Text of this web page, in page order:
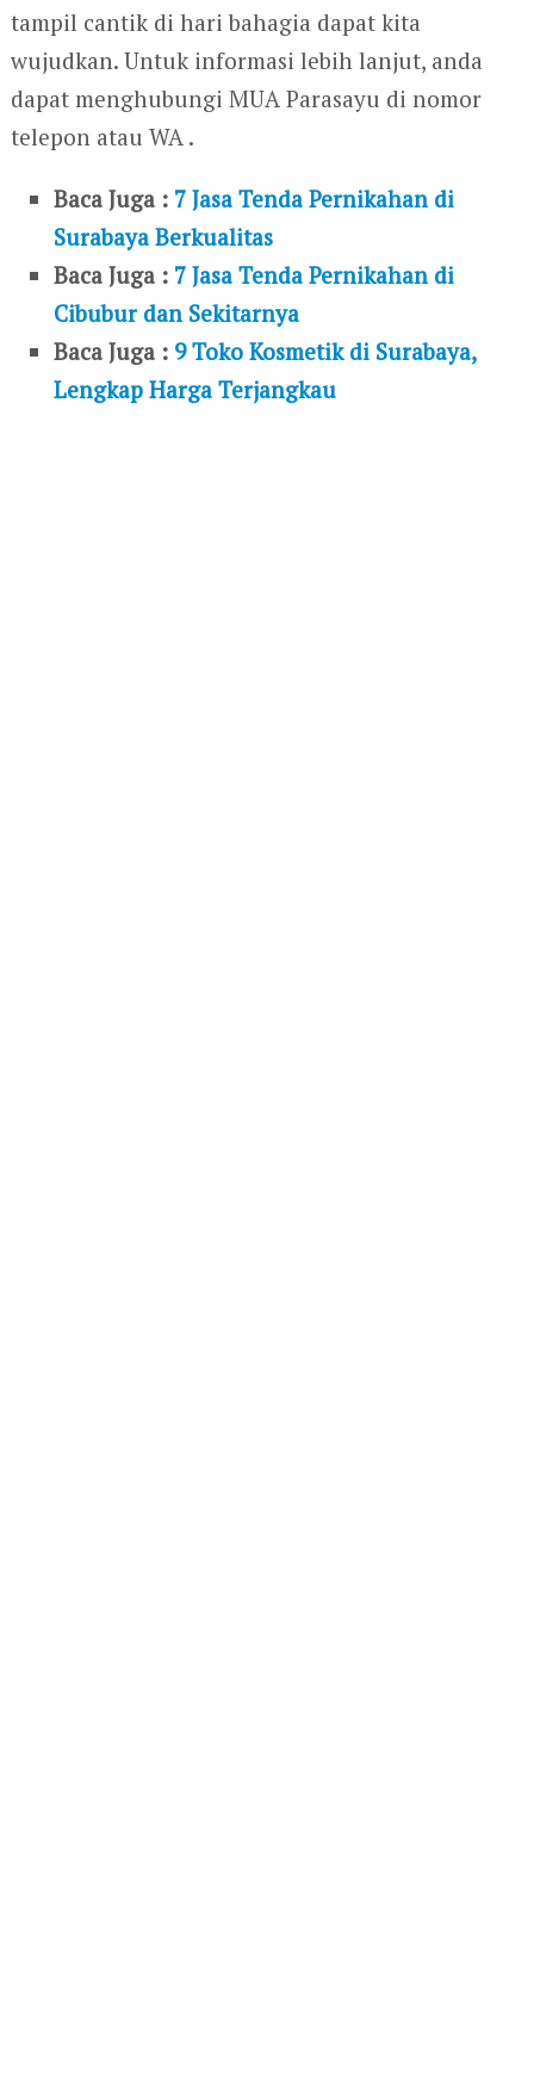
tampil cantik di hari bahagia dapat kita
wujudkan. Untuk informasi lebih lanjut, anda
dapat menghubungi MUA Parasayu di nomor
telepon atau WA .
Baca Juga : 7 Jasa Tenda Pernikahan di
Surabaya Berkualitas
Baca Juga : 7 Jasa Tenda Pernikahan di
Cibubur dan Sekitarnya
Baca Juga : 9 Toko Kosmetik di Surabaya,
Lengkap Harga Terjangkau